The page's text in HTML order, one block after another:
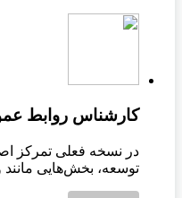
کارشناس روابط
در نسخه فعلی تمرکز
توسعه، بخش‌هایی